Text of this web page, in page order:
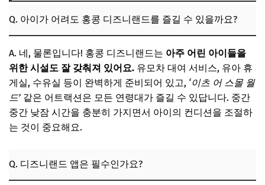
Q. 아이가 어려도 홍콩 디즈니랜드를 즐길 수 있을까요?
A. 네, 물론입니다! 홍콩 디즈니랜드는 아주 어린 아이들을
위한 시설도 잘 갖춰져 있어요. 유모차 대여 서비스, 유아 휴
게실, 수유실 등이 완벽하게 준비되어 있고, ‘이츠 어 스몰 월
드’ 같은 어트랙션은 모든 연령대가 즐길 수 있답니다. 중간
중간 낮잠 시간을 충분히 가지면서 아이의 컨디션을 조절하
는 것이 중요해요.
Q. 디즈니랜드 앱은 필수인가요?